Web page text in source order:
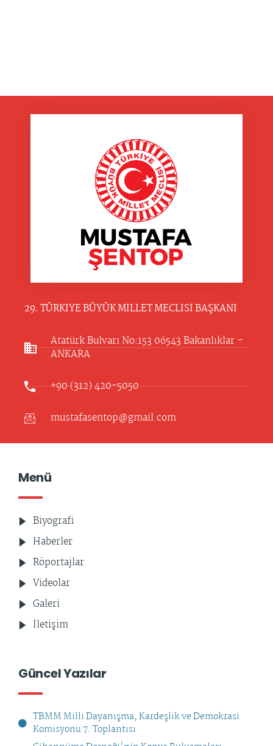
29. TÜRKİYE BÜYÜK MİLLET MECLİSİ BAŞKANI
Atatürk Bulvarı No:153 06543 Bakanlıklar –
ANKARA​
+90 (312) 420-5050
mustafasentop@gmail.com
Menü
Biyografi
Haberler
Röportajlar
Videolar
Galeri
İletişim
Güncel Yazılar
TBMM Milli Dayanışma, Kardeşlik ve Demokrasi
Komisyonu 7. Toplantısı